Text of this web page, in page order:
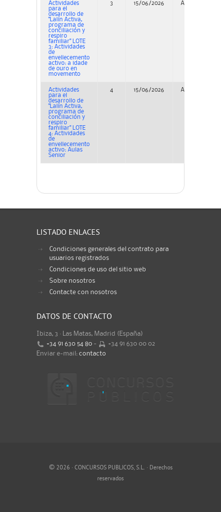
Actividades
para el
desarrollo de
"Lalín Activa,
programa de
conciliación y
respiro
familiar" LOTE
3: Actividades
de
envellecemento
activo: a idade
de ouro en
movemento
3 15/06/2026 Adjudicación
Actividades
para el
desarrollo de
"Lalín Activa,
programa de
conciliación y
respiro
familiar" LOTE
4: Actividades
de
envellecemento
activo: Aulas
Senior
4 15/06/2026 Adjudicación
LISTADO ENLACES
Condiciones generales del contrato para
usuarios registrados
Condiciones de uso del sitio web
Sobre nosotros
Contacte con nosotros
DATOS DE CONTACTO
Ibiza, 3 · Las Matas, Madrid (España)
+34 91 630 54 80 -
+34 91 630 00 02
Enviar e-mail: contacto
© 2026 · CONCURSOS PUBLICOS, S.L. · Derechos
reservados